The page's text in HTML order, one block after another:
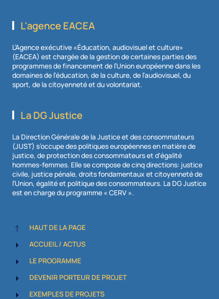
L'agence EACEA
L’Agence exécutive «Éducation, audiovisuel et culture»
(EACEA) est chargée de la gestion de certaines parties des
programmes de financement de l’Union européenne dans les
domaines de l’éducation, de la culture, de l’audiovisuel, du
sport, de la citoyenneté et du volontariat.
La DG Justice
La Direction Générale de la Justice et des consommateurs
(JUST) s’occupe des politiques européennes en matière de
justice, de protection des consommateurs et d'égalité
hommes-femmes. Elle se compose de cinq directions: justice
civile, justice pénale, droits fondamentaux et citoyenneté de
l’Union, égalité et politique des consommateurs. La DG Justice
est en charge du programme « CERV ».
HAUT DE LA PAGE
ACCUEIL / ACTUS
LE PROGRAMME
DEVENIR PORTEUR DE PROJET
EXEMPLES DE PROJETS